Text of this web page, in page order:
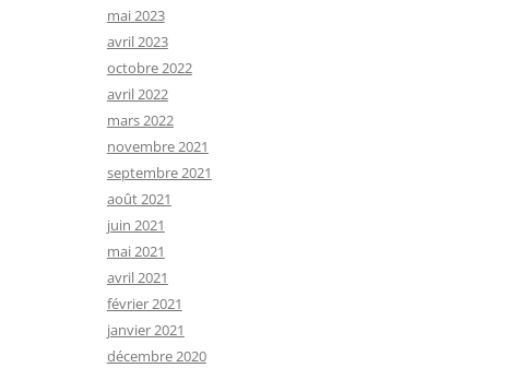
mai 2023
avril 2023
octobre 2022
avril 2022
mars 2022
novembre 2021
septembre 2021
août 2021
juin 2021
mai 2021
avril 2021
février 2021
janvier 2021
décembre 2020